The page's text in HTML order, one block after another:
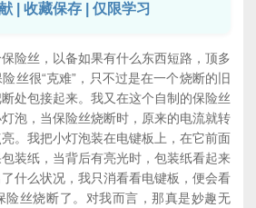
| 收藏保存 | 仅限学习
险丝，以备如果有什么东西短路，顶多
丝很“克难”，只不过是在一个烧断的旧
处包接起来。我又在这个自制的保险丝
灯泡，当保险丝烧断时，原来的电流就转
。我把小灯泡装在电键板上，在它前面
装纸，当背后有亮光时，包装纸看起来
什么状况，我只消看看电键板，便会看
险丝烧断了。对我而言，那真是妙趣无